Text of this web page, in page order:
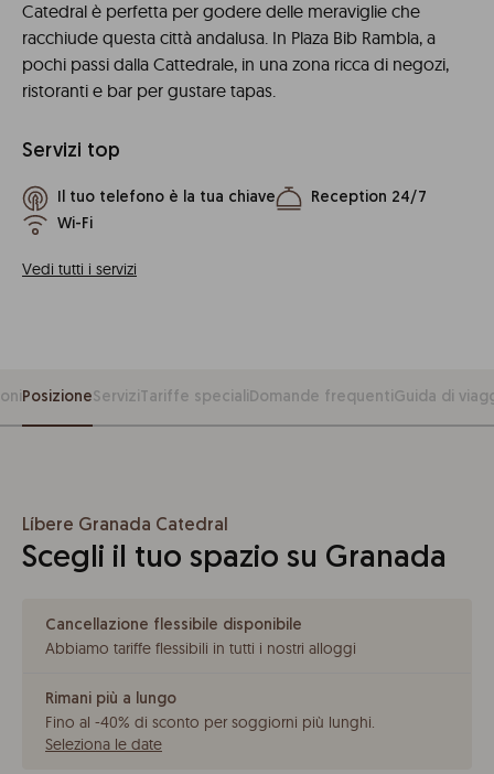
Catedral è perfetta per godere delle meraviglie che
racchiude questa città andalusa. In Plaza Bib Rambla, a
pochi passi dalla Cattedrale, in una zona ricca di negozi,
ristoranti e bar per gustare tapas.
Servizi top
Il tuo telefono è la tua chiave
Reception 24/7
Wi-Fi
Vedi tutti i servizi
PosizioneServizi Tariffe specialiDomande frequentiGuida di
Líbere Granada Catedral
Scegli il tuo spazio su Granada
Cancellazione flessibile disponibile
Abbiamo tariffe flessibili in tutti i nostri alloggi
Rimani più a lungo
Fino al -40% di sconto per soggiorni più lunghi.
Seleziona le date